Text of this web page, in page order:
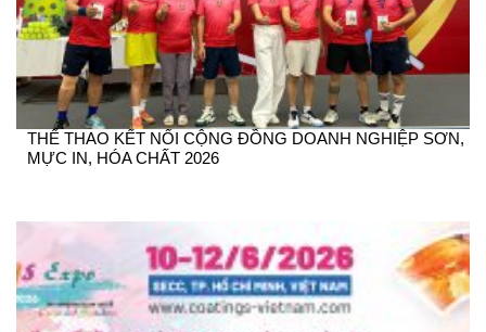
THỂ THAO KẾT NỐI CỘNG ĐỒNG DOANH NGHIỆP SƠN,
MỰC IN, HÓA CHẤT 2026